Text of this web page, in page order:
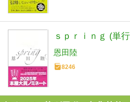
ｓｐｒｉｎｇ (単行
恩田陸